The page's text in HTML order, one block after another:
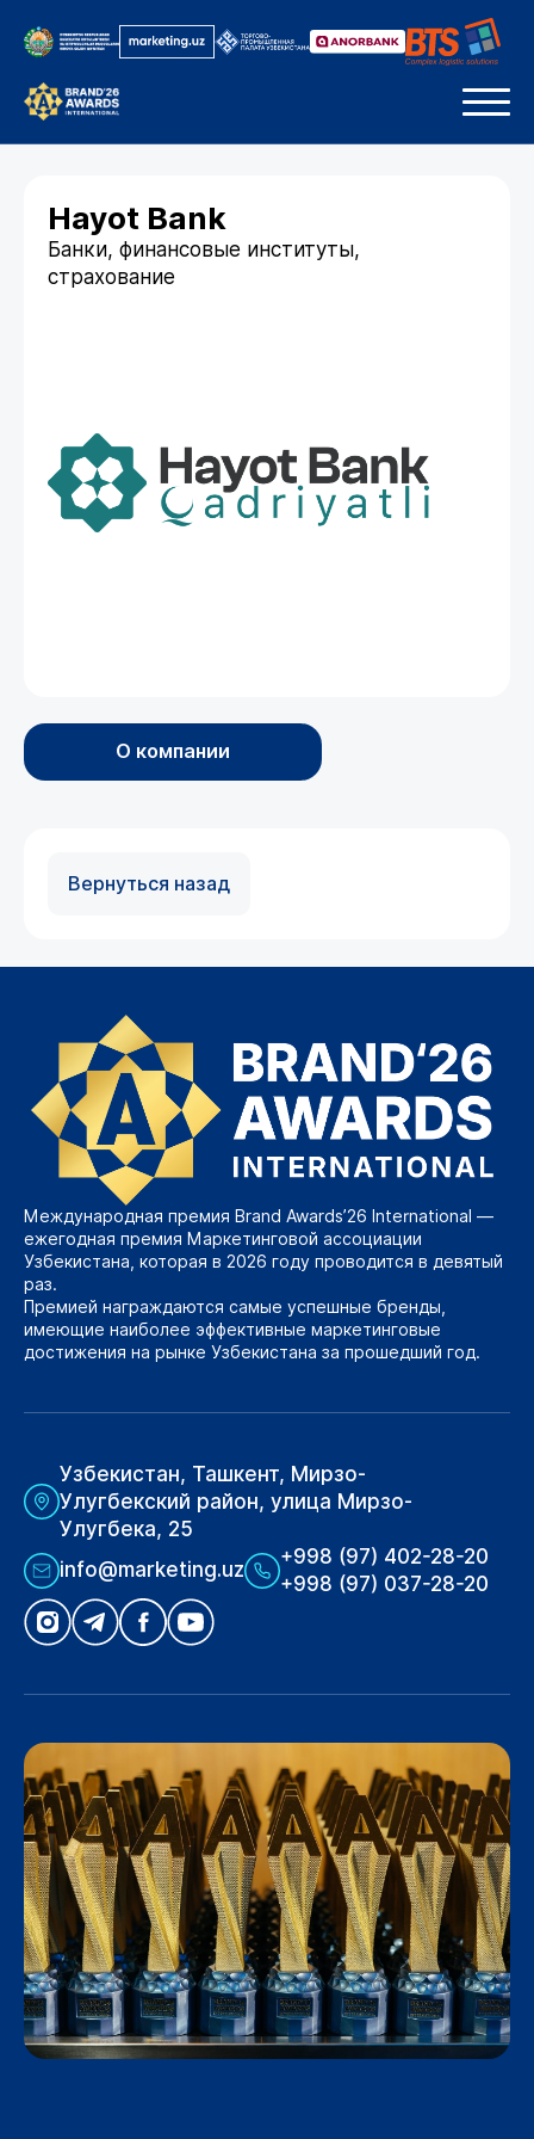
Hayot Bank
Банки, финансовые институты,
страхование
О компании
Вернуться назад
Международная премия Brand Awards’26 International —
ежегодная премия Маркетинговой ассоциации
Узбекистана, которая в 2026 году проводится в девятый
раз.
Премией награждаются самые успешные бренды,
имеющие наиболее эффективные маркетинговые
достижения на рынке Узбекистана за прошедший год.
Узбекистан, Ташкент, Мирзо-
Улугбекский район, улица Мирзо-
Улугбека, 25
info@marketing.uz
+998 (97) 402-28-20
+998 (97) 037-28-20